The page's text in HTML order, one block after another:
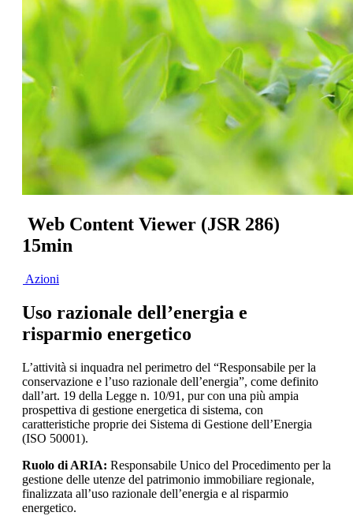
Web Content Viewer (JSR 286)
15min
Azioni
Uso razionale dell’energia e
risparmio energetico
L’attività si inquadra nel perimetro del “Responsabile per la
conservazione e l’uso razionale dell’energia”, come definito
dall’art. 19 della Legge n. 10/91, pur con una più ampia
prospettiva di gestione energetica di sistema, con
caratteristiche proprie dei Sistema di Gestione dell’Energia
(ISO 50001).
Ruolo di ARIA: Responsabile Unico del Procedimento per la
gestione delle utenze del patrimonio immobiliare regionale,
finalizzata all’uso razionale dell’energia e al risparmio
energetico.